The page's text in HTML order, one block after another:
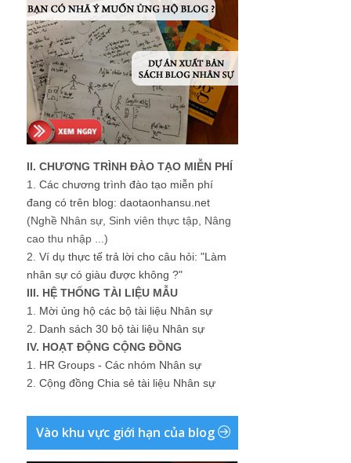
II. CHƯƠNG TRÌNH ĐÀO TẠO MIỄN PHÍ
1. Các chương trình đào tạo miễn phí
đang có trên blog: daotaonhansu.net
(Nghề Nhân sự, Sinh viên thực tập, Nâng
cao thu nhập ...)
2. Ví dụ thực tế trả lời cho câu hỏi: "Làm
nhân sự có giàu được không ?"
III. HỆ THỐNG TÀI LIỆU MẪU
1. Mời ủng hộ các bộ tài liệu Nhân sự
2. Danh sách 30 bộ tài liệu Nhân sự
IV. HOẠT ĐỘNG CỘNG ĐỒNG
1. HR Groups - Các nhóm Nhân sự
2. Cộng đồng Chia sẻ tài liệu Nhân sự
Vào khu vực giới hạn của blog